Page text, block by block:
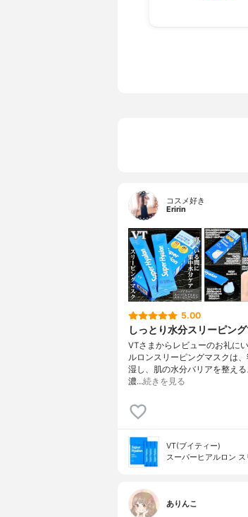
コスメ好き
Eririn
5.00
しっとり水分スリーピン
VTさまからレビューのお礼に
ルロンスリーピングマスクは
湿し、肌の水分バリアを整え
濃…続きを見る
VT(ブイティー)
スーパーヒアルロン
ありんこ